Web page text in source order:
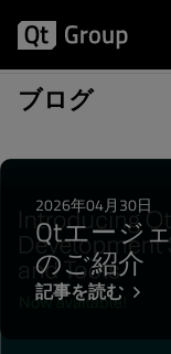
ブログ
記事カテゴ
2026年04月30日
Qtエージ
のご紹介
記事を読む